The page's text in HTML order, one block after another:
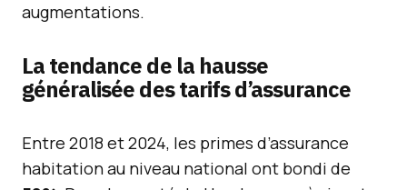
augmentations.
La tendance de la hausse
généralisée des tarifs d’assurance
Entre 2018 et 2024, les primes d’assurance
habitation au niveau national ont bondi de